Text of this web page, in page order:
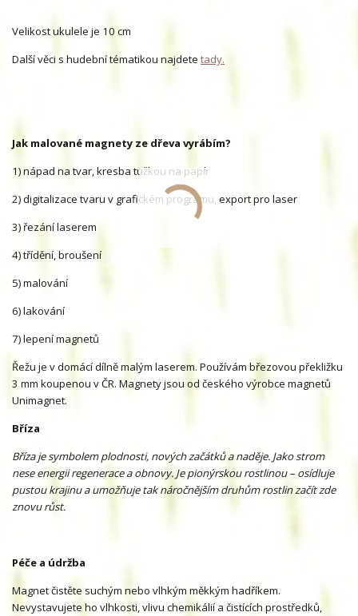
Velikost ukulele je 10 cm
Další věci s hudební tématikou najdete tady.
Jak malované magnety ze dřeva vyrábím?
1) nápad na tvar, kresba tužkou na papír
2) digitalizace tvaru v grafickém programu, export pro laser
3) řezání laserem
4) třídění, broušení
5) malování
6) lakování
7) lepení magnetů
Řežu je v domácí dílně malým laserem. Používám březovou překližku
3 mm koupenou v ČR. Magnety jsou od českého výrobce magnetů
Unimagnet.
Bříza
Bříza je symbolem plodnosti, nových začátků a naděje. Jako strom
nese energii regenerace a obnovy. Je pionýrskou rostlinou – osídluje
pustou krajinu a umožňuje tak náročnějším druhům rostlin začít zde
znovu růst.
Péče a údržba
Magnet čistěte suchým nebo vlhkým měkkým hadříkem.
Nevystavujete ho vlhkosti, vlivu chemikálií a čistících prostředků,